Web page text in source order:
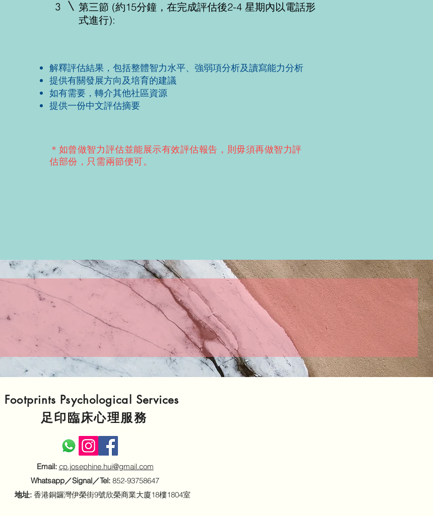
3
第三節 (約15分鐘，在完成評估後2-4 星期內以電話形
式進行):
解釋評估結果，包括整體智力水平、強弱項分析及讀寫能力分析
提供有關發展方向及培育的建議
如有需要，轉介其他社區資源
提供一份中文評估摘要
＊如曾做智力評估並能展示有效評估報告，則毋須再做智力評
估部份，只需兩節便可。
Footprints Psychological Services
​足印臨床心理服務
Email: cp.josephine.hui@gmail.com
Whatsapp／Signal／Tel:852-93758647
地址:香港銅鑼灣伊榮街9號欣榮商業大廈18樓1804室